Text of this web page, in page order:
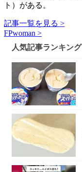
ト）がある。
記事一覧を見る >
FPwoman >
人気記事ランキング